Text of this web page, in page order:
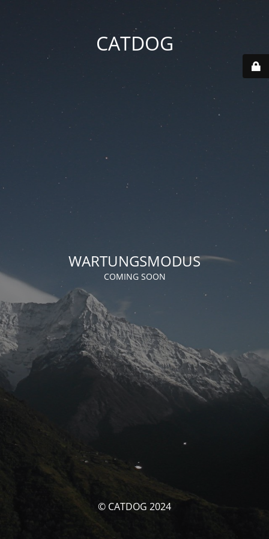
CATDOG
WARTUNGSMODUS
COMING SOON
© CATDOG 2024